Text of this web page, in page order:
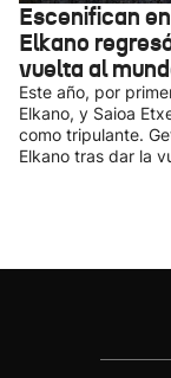
Escenifican
Elkano
vuelta al
Este año, por
Elkano, y Saioa
como tripulante.
Elkano tras dar la